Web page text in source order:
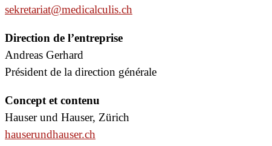
sekretariat@medicalculis.ch
Direction de l’entreprise
Andreas Gerhard
Président de la direction générale
Concept et contenu
Hauser und Hauser, Zürich
hauserundhauser.ch